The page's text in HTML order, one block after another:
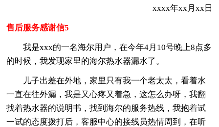
xxxx年xx月xx日
售后服务感谢信5
我是xxx的一名海尔用户，在今年4月10号晚上8点多
的时候，我发现家里的海尔热水器漏水了。
儿子出差在外地，家里只有我一个老太太，看着水
一直在往外漏，我是又心疼又着急，这怎么办呀，我翻
找着热水器的说明书，找到海尔的服务热线，我抱着试
一试的态度拨打后，客服中心的接线员热情周到，在听